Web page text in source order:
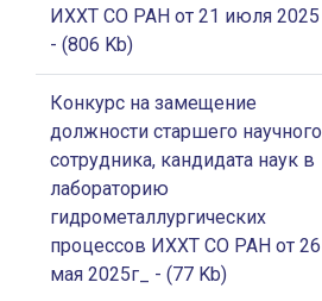
ИХХТ СО РАН от 21 июля 2025
- (806 Kb)
Конкурс на замещение
должности старшего научного
сотрудника, кандидата наук в
лабораторию
гидрометаллургических
процессов ИХХТ СО РАН от 26
мая 2025г_ - (77 Kb)